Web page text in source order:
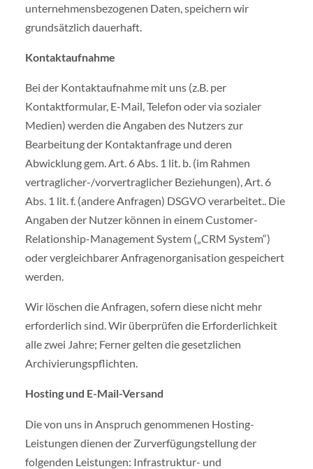
unternehmensbezogenen Daten, speichern wir
grundsätzlich dauerhaft.
Kontaktaufnahme
Bei der Kontaktaufnahme mit uns (z.B. per
Kontaktformular, E-Mail, Telefon oder via sozialer
Medien) werden die Angaben des Nutzers zur
Bearbeitung der Kontaktanfrage und deren
Abwicklung gem. Art. 6 Abs. 1 lit. b. (im Rahmen
vertraglicher-/vorvertraglicher Beziehungen), Art. 6
Abs. 1 lit. f. (andere Anfragen) DSGVO verarbeitet.. Die
Angaben der Nutzer können in einem Customer-
Relationship-Management System („CRM System“)
oder vergleichbarer Anfragenorganisation gespeichert
werden.
Wir löschen die Anfragen, sofern diese nicht mehr
erforderlich sind. Wir überprüfen die Erforderlichkeit
alle zwei Jahre; Ferner gelten die gesetzlichen
Archivierungspflichten.
Hosting und E-Mail-Versand
Die von uns in Anspruch genommenen Hosting-
Leistungen dienen der Zurverfügungstellung der
folgenden Leistungen: Infrastruktur- und